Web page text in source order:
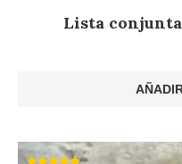
Lista